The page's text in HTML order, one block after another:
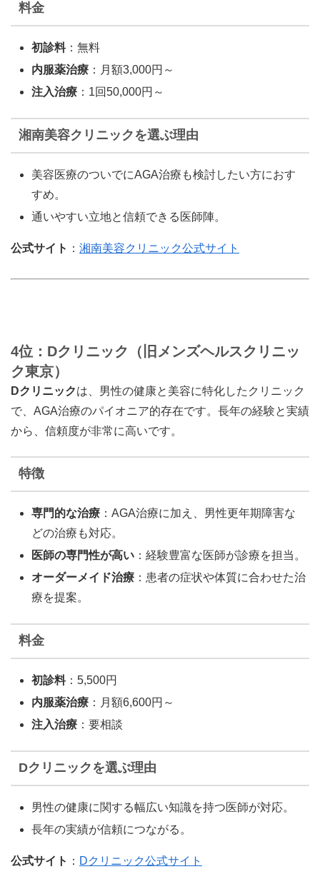
料金
初診料：無料
内服薬治療 ：月額3,000円～
注入治療 ：1回50,000円～
湘南美容クリニックを選ぶ理由
美容医療のついでにAGA治療も検討したい方におす
すめ。
通いやすい立地と信頼できる医師陣。
公式サイト ： 湘南美容クリニック公式サイト
4位：Dクリニック（旧メンズヘルスクリニッ
ク東京）
Dクリニックは、男性の健康と美容に特化したクリニック
で、AGA治療のパイオニア的存在です。長年の経験と実績
から、信頼度が非常に高いです。
特徴
専門的な治療 ：AGA治療に加え、男性更年期障害な
どの治療も対応。
医師の専門性が高い ：経験豊富な医師が診療を担当。
オーダーメイド治療 ：患者の症状や体質に合わせた治
療を提案。
料金
初診料：5,500円
内服薬治療 ：月額6,600円～
注入治療 ：要相談
Dクリニックを選ぶ理由
男性の健康に関する幅広い知識を持つ医師が対応。
長年の実績が信頼につながる。
公式サイト ： Dクリニック公式サイト